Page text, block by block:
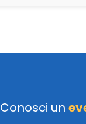
Conosci un